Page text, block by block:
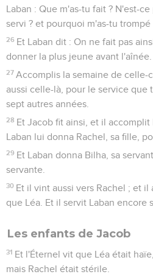
Laban : Que m'as-tu fait ? N'est-
servi ? et pourquoi m'as-tu trompé
26 Et Laban dit : On ne fait pas
donner la plus jeune avant l'aînée.
27 Accomplis la semaine de celle-
aussi celle-là, pour le service que
sept autres années.
28 Et Jacob fit ainsi, et il
Laban lui donna Rachel, sa fille,
29 Et Laban donna Bilha, sa
servante.
30 Et il vint aussi vers Rachel ; et il
que Léa. Et il servit Laban encore
Les enfants de Jacob
31 Et l'Éternel vit que Léa était
mais Rachel était stérile.